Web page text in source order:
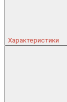
Характеристики